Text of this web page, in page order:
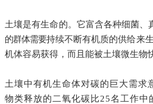
土壤是有生命的。它富含各种细菌、
的群体需要持续不断有机质的供给来
机体容易获得，而且能被土壤微生物
土壤中有机生命体对碳的巨大需求
物类释放的二氧化碳比25名工作中